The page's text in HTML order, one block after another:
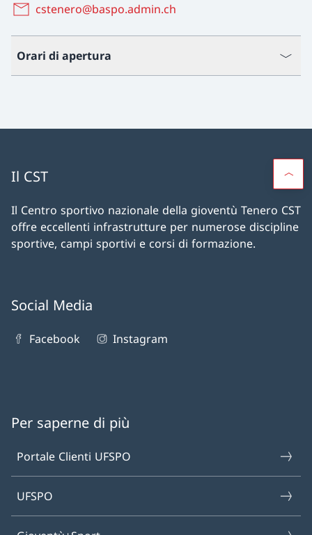
cstenero@baspo.admin.ch
Orari di apertura
Il CST
Il Centro sportivo nazionale della gioventù Tenero CST
offre eccellenti infrastrutture per numerose discipline
sportive, campi sportivi e corsi di formazione.
Social Media
Facebook Instagram
Per saperne di più
Portale Clienti UFSPO
UFSPO